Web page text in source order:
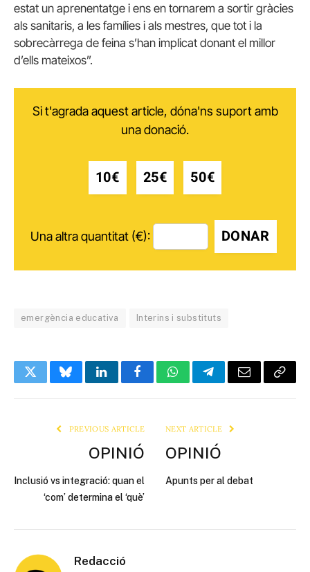
estat un aprenentatge i ens en tornarem a sortir gràcies
als sanitaris, a les famílies i als mestres, que tot i la
sobrecàrrega de feina s’han implicat donant el millor
d’ells mateixos”.
Si t'agrada aquest article, dóna'ns suport amb
una donació.
10€ 25€ 50€
Una altra quantitat (€): DONAR
emergència educativa Interins i substituts
TwitterBlueskyLinkedInFacebookWhatsAppTelegramEmail Copy
PREVIOUS ARTICLE
OPINIÓ
Inclusió vs integració: quan el
‘com’ determina el ‘què’
NEXT ARTICLE
OPINIÓ
Apunts per al debat
Redacció